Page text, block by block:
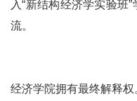
入“新结构经济学实验班
流。
经济学院拥有最终解释权